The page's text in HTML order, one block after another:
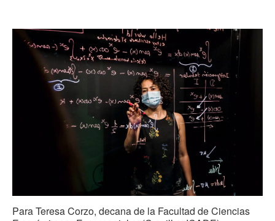
Para Teresa Corzo, decana de la Facultad de Ciencias